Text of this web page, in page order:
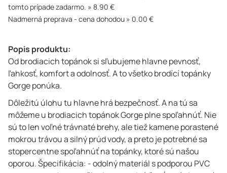
tomto prípade zadarmo.
8.90 €
Nadmerná preprava - cena dohodou
0.00 €
Popis produktu:
Od brodiacich topánok si sľubujeme hlavne pevnosť,
ľahkosť, komfort a odolnosť. A to všetko brodící topánky
Gorge ponúka.
Dôležitú úlohu tu hlavne hrá bezpečnosť. A na tú sa
môžeme u brodiacich topánok Gorge plne spoľahnúť. Nie
sú to len voľné trávnaté brehy, ale tiež kamene porastené
mokrou trávou a silný prúd vody, a preto je potrebné sa
stopercentne spoľahnúť na topánky, ktoré sú našou
oporou. Špecifikácia: - odolný materiál s podporou PVC